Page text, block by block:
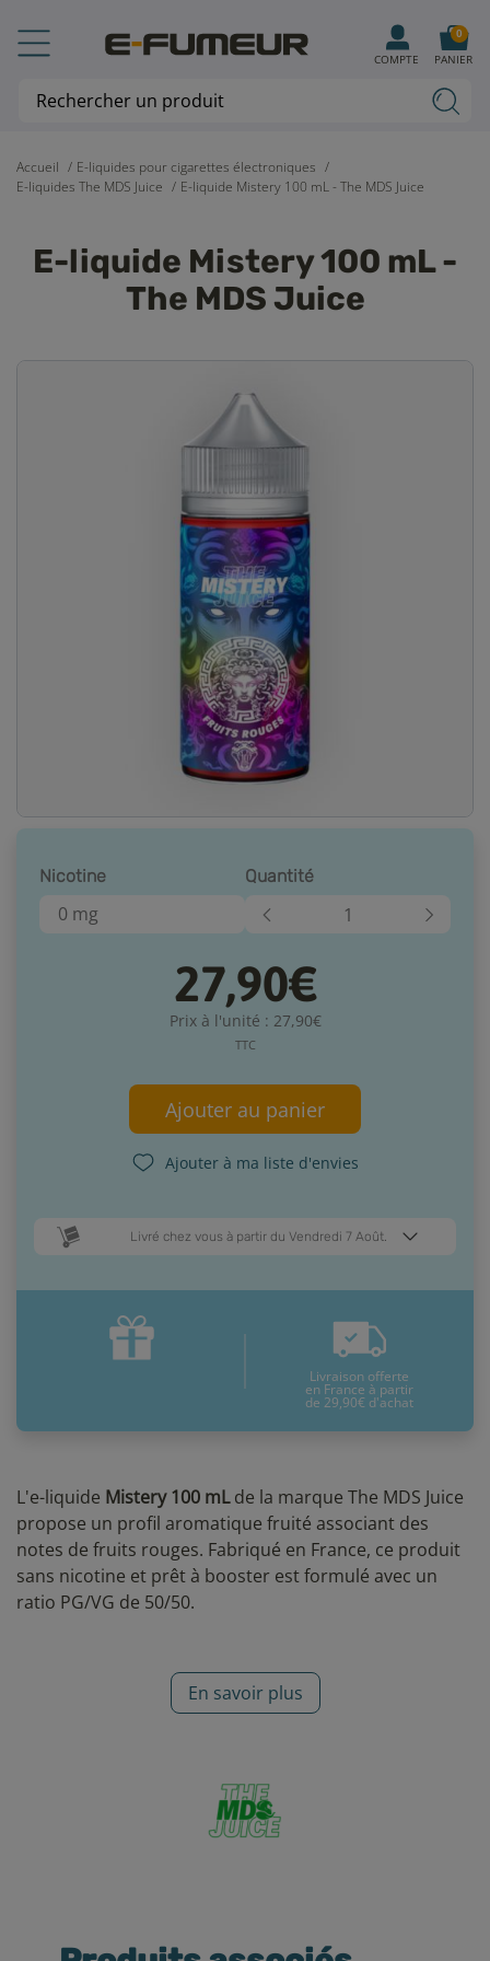
Accueil
E-liquides pour cigarettes électroniques
E-liquides The MDS Juice
E-liquide Mistery 100 mL - The MDS Juice
E-liquide Mistery 100 mL -
The MDS Juice
L'e-liquide Mistery 100 mLde la marque The MDS Juice
propose un profil aromatique fruité associant des
notes de fruits rouges. Fabriqué en France, ce produit
sans nicotine et prêt à booster est formulé avec un
ratio PG/VG de 50/50.
En savoir plus
Nicotine
0 mg
Quantité
27,90€
Prix à l'unité : 27,90€
TTC
Ajouter au panier
Ajouter à ma liste d'envies
Livré chez vous à partir du Vendredi 7 Août.
Lundi 10 Août Vendredi 7 Août
* Pour une livraison en France métropolitaine+ d'infos
Livraison offerte
en France à partir
de 29,90€ d'achat
COMPTE PANIER
0